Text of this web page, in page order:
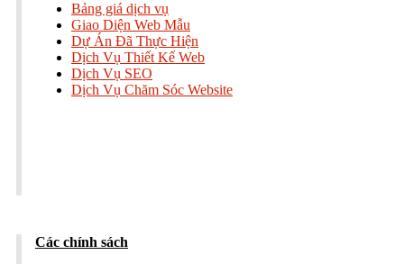
Bảng giá dịch vụ
Giao Diện Web Mẫu
Dự Án Đã Thực Hiện
Dịch Vụ Thiết Kế Web
Dịch Vụ SEO
Dịch Vụ Chăm Sóc Website
Các chính sách